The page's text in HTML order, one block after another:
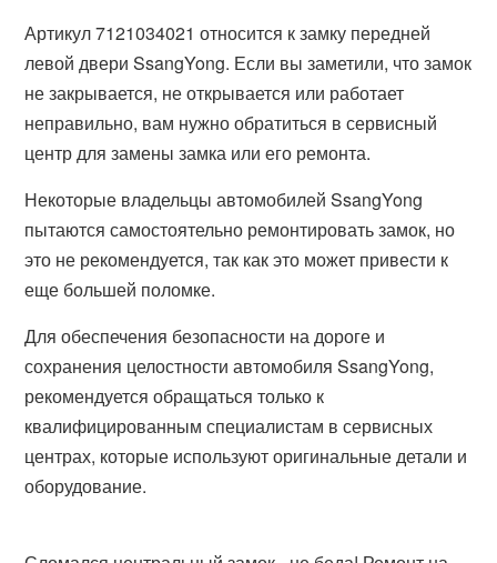
Артикул 7121034021 относится к замку передней
левой двери SsangYong. Если вы заметили, что замок
не закрывается, не открывается или работает
неправильно, вам нужно обратиться в сервисный
центр для замены замка или его ремонта.
Некоторые владельцы автомобилей SsangYong
пытаются самостоятельно ремонтировать замок, но
это не рекомендуется, так как это может привести к
еще большей поломке.
Для обеспечения безопасности на дороге и
сохранения целостности автомобиля SsangYong,
рекомендуется обращаться только к
квалифицированным специалистам в сервисных
центрах, которые используют оригинальные детали и
оборудование.